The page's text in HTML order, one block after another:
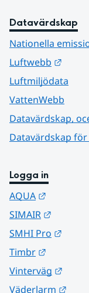
Datavärdskap
Nationella
Luftwebb
Luftmiljödata
VattenWebb
Datavärdskap,
Datavärdskap
Logga in
AQUA
SIMAIR
SMHI Pro
Timbr
Vinterväg
Väderlarm